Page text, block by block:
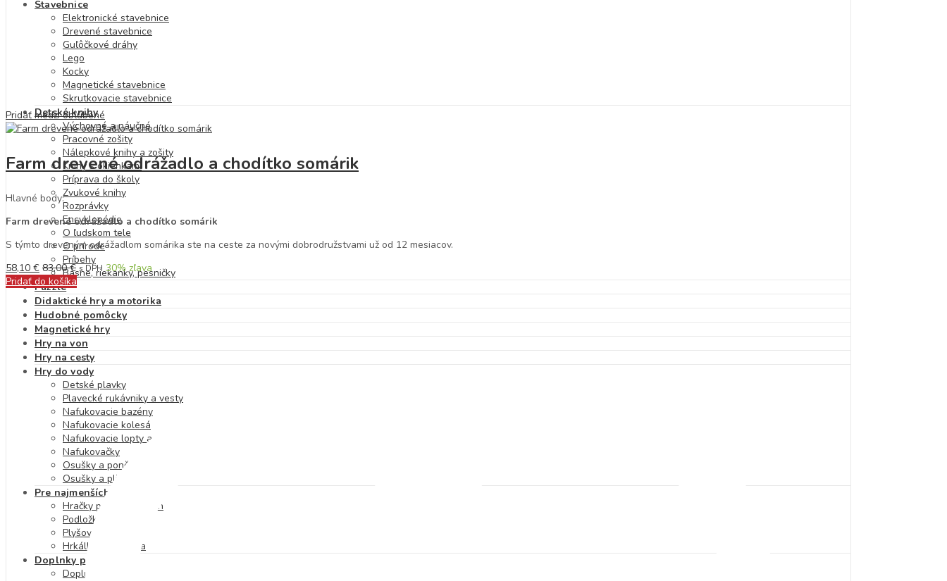
Stavebnice
Elektronické stavebnice
Drevené stavebnice
Guľôčkové dráhy
Lego
Kocky
Magnetické stavebnice
Skrutkovacie stavebnice
Detské knihy
Výchovné a náučné
Pracovné zošity
Nálepkové knihy a zošity
Knihy s okienkami
Príprava do školy
Zvukové knihy
Rozprávky
Encyklopédie
O ľudskom tele
O prírode
Príbehy
Básne, riekanky, pesničky
Puzzle
Didaktické hry a motorika
Hudobné pomôcky
Magnetické hry
Hry na von
Hry na cesty
Hry do vody
Detské plavky
Plavecké rukávniky a vesty
Nafukovacie bazény
Nafukovacie kolesá
Nafukovacie lopty a doplnky
Nafukovačky
Osušky a pončá
Osušky a plienky
Pre najmenších
Hračky pre najmenších
Podložky na hranie
Plyšové hračky
Hrkálky a hryzátka
Doplnky pre deti
Doplnky na telo
Pridať medzi obľúbené
Farm drevené odrážadlo a chodítko somárik
Hlavné body:
Farm drevené odrážadlo a chodítko somárik
S týmto dreveným odrážadlom somárika ste na ceste za novými dobrodružstvami už od 12 mesiacov.
58,10 € 83,00€ s DPH 30% zľava
Pridať do košíka